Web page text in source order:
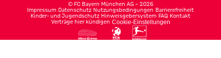
© FC Bayern München AG – 2026
Impressum Datenschutz Nutzungsbedingungen Barrierefreiheit
Kinder- und Jugendschutz Hinweisgebersystem FAQ Kontakt
Verträge hier kündigen Cookie-Einstellungen